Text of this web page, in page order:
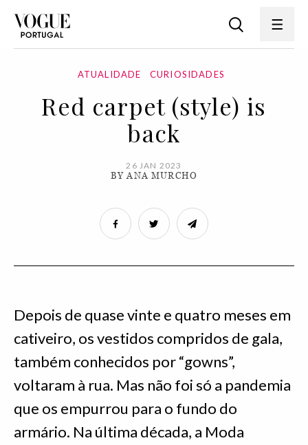
ATUALIDADE CURIOSIDADES
Red carpet (style) is
back
26 JAN 2023
BY ANA MURCHO
Depois de quase vinte e quatro meses em
cativeiro, os vestidos compridos de gala,
também conhecidos por “gowns”,
voltaram à rua. Mas não foi só a pandemia
que os empurrou para o fundo do
armário. Na última década, a Moda